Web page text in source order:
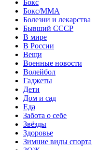
Бокс
Бокс/MMA
Болезни и лекарства
Бывший СССР
В мире
В России
Вещи
Военные новости
Волейбол
Гаджеты
Дети
Дом и сад
Еда
Забота о себе
Звёзды
Здоровье
Зимние виды спорта